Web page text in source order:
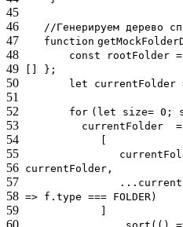
45
46
47
48
49
50
51
52
53
54
55
56
57
58
59
60
//Генерируем дерево
function
const rootFolder
[] };
let currentFolder
for (let size= 0;
currentFolder
currentFolder,
=> f.type === FOLDER)